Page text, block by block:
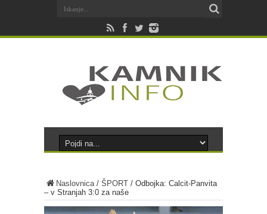
Naslovnica/ ŠPORT / Odbojka: Calcit-Panvita
– v Stranjah 3:0 za naše